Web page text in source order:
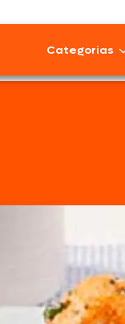
Categorias
Peixes e